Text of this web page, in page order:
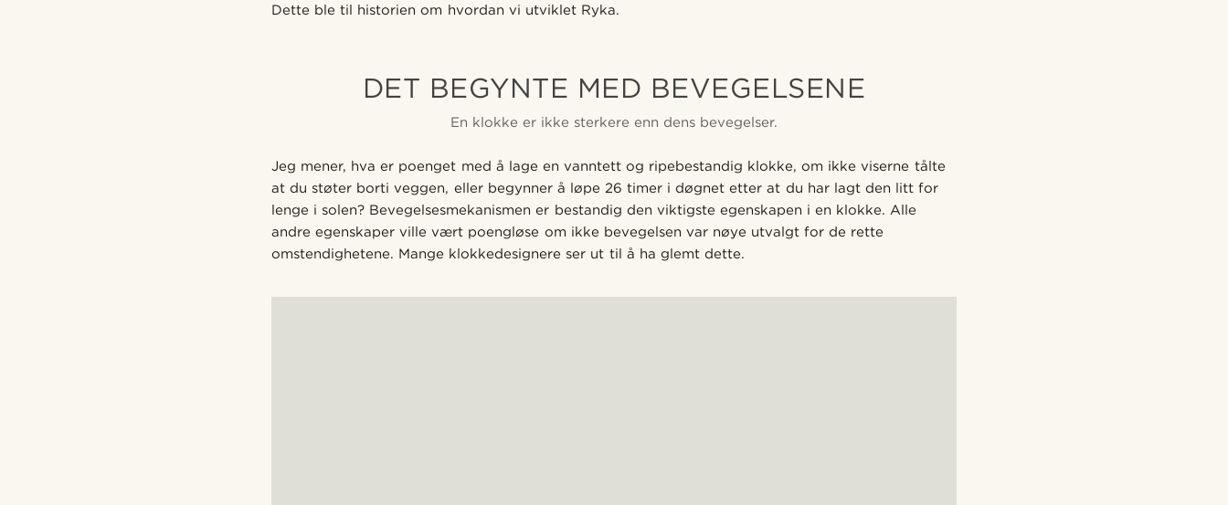
Dette ble til historien om hvordan vi utviklet Ryka.
DET BEGYNTE MED BEVEGELSENE
En klokke er ikke sterkere enn dens bevegelser.
Jeg mener, hva er poenget med å lage en vanntett og ripebestandig klokke, om ikke viserne tålte
at du støter borti veggen, eller begynner å løpe 26 timer i døgnet etter at du har lagt den litt for
lenge i solen? Bevegelsesmekanismen er bestandig den viktigste egenskapen i en klokke. Alle
andre egenskaper ville vært poengløse om ikke bevegelsen var nøye utvalgt for de rette
omstendighetene. Mange klokkedesignere ser ut til å ha glemt dette.